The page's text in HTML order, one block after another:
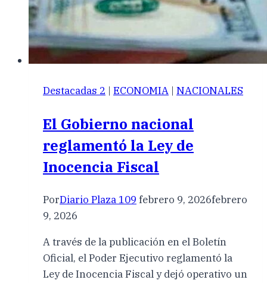
Destacadas 2 | ECONOMIA | NACIONALES
El Gobierno nacional
reglamentó la Ley de
Inocencia Fiscal
PorDiario Plaza 109 febrero 9, 2026febrero
9, 2026
A través de la publicación en el Boletín
Oficial, el Poder Ejecutivo reglamentó la
Ley de Inocencia Fiscal y dejó operativo un